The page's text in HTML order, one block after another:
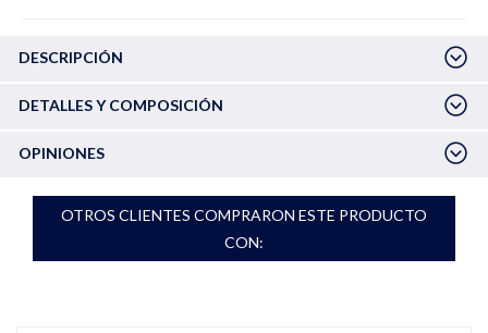
DESCRIPCIÓN
DETALLES Y COMPOSICIÓN
OPINIONES
OTROS CLIENTES COMPRARON ESTE PRODUCTO
CON: